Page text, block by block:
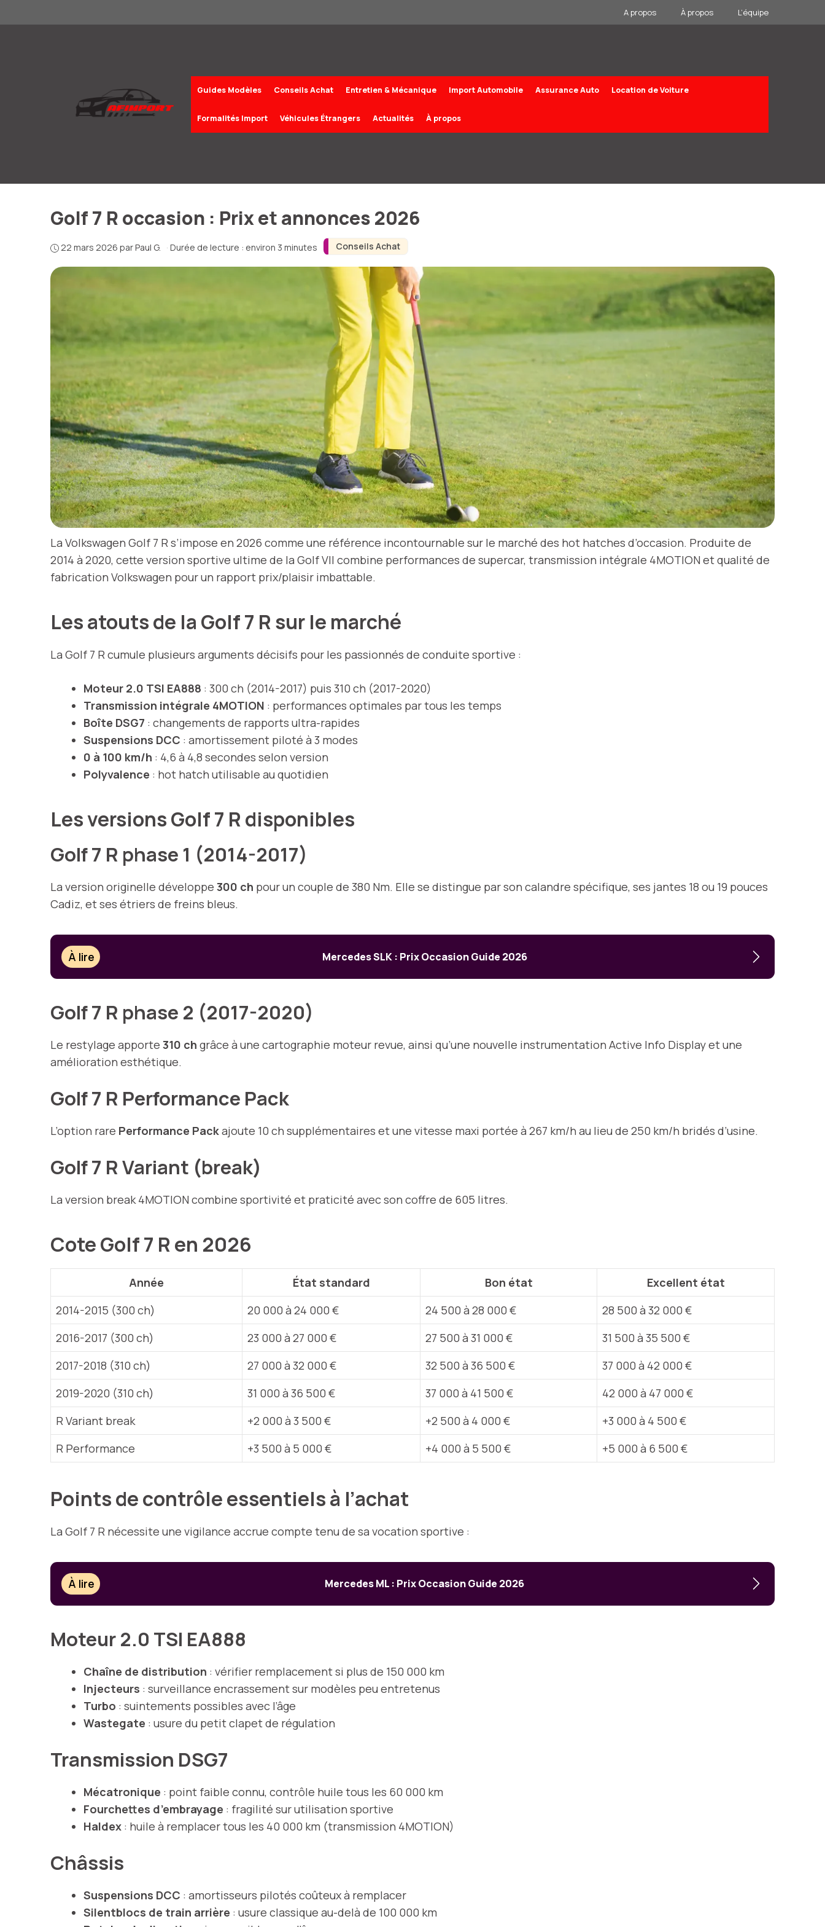
au
A propos À propos L’équipe
Guides Modèles Conseils Achat Entretien & Mécanique Import Automobile Assurance Auto Location de Voiture
Formalités Import Véhicules Étrangers Actualités À propos
Conseils Achat
Golf 7 R occasion : Prix et annonces 2026
22 mars 2026 parPaul G. · Durée de lecture : environ 3 minutes
La Volkswagen Golf 7 R s’impose en 2026 comme une référence incontournable sur le marché des hot hatches d’occasion. Produite de
2014 à 2020, cette version sportive ultime de la Golf VII combine performances de supercar, transmission intégrale 4MOTION et qualité de
fabrication Volkswagen pour un rapport prix/plaisir imbattable.
Les atouts de la Golf 7 R sur le marché
La Golf 7 R cumule plusieurs arguments décisifs pour les passionnés de conduite sportive :
Moteur 2.0 TSI EA888 : 300 ch (2014-2017) puis 310 ch (2017-2020)
Transmission intégrale 4MOTION : performances optimales par tous les temps
Boîte DSG7 : changements de rapports ultra-rapides
Suspensions DCC : amortissement piloté à 3 modes
0 à 100 km/h : 4,6 à 4,8 secondes selon version
Polyvalence : hot hatch utilisable au quotidien
Les versions Golf 7 R disponibles
Golf 7 R phase 1 (2014-2017)
La version originelle développe 300 ch pour un couple de 380 Nm. Elle se distingue par son calandre spécifique, ses jantes 18 ou 19 pouces
Cadiz, et ses étriers de freins bleus.
À lire Mercedes SLK : Prix Occasion Guide 2026
Golf 7 R phase 2 (2017-2020)
Le restylage apporte 310 ch grâce à une cartographie moteur revue, ainsi qu’une nouvelle instrumentation Active Info Display et une
amélioration esthétique.
Golf 7 R Performance Pack
L’option rare Performance Packajoute 10 ch supplémentaires et une vitesse maxi portée à 267 km/h au lieu de 250 km/h bridés d’usine.
Golf 7 R Variant (break)
La version break 4MOTION combine sportivité et praticité avec son coffre de 605 litres.
Cote Golf 7 R en 2026
Année État standard Bon état
Excellent état
2014-2015 (300 ch)
20 000 à 24 000 € 24 500 à 28 000 €
28 500 à 32 000 €
2016-2017 (300 ch)
23 000 à 27 000 € 27 500 à 31 000 €
31 500 à 35 500 €
2017-2018 (310 ch)
27 000 à 32 000 € 32 500 à 36 500 €
37 000 à 42 000 €
2019-2020 (310 ch)
31 000 à 36 500 € 37 000 à 41 500 €
42 000 à 47 000 €
R Variant break
+2 000 à 3 500 € +2 500 à 4 000 €
+3 000 à 4 500 €
R Performance
+3 500 à 5 000 € +4 000 à 5 500 € +5 000 à 6 500 €
Points de contrôle essentiels à l’achat
La Golf 7 R nécessite une vigilance accrue compte tenu de sa vocation sportive :
À lire Mercedes ML : Prix Occasion Guide 2026
Moteur 2.0 TSI EA888
Chaîne de distribution : vérifier remplacement si plus de 150 000 km
Injecteurs : surveillance encrassement sur modèles peu entretenus
Turbo : suintements possibles avec l’âge
Wastegate : usure du petit clapet de régulation
Transmission DSG7
Mécatronique : point faible connu, contrôle huile tous les 60 000 km
Fourchettes d’embrayage : fragilité sur utilisation sportive
Haldex : huile à remplacer tous les 40 000 km (transmission 4MOTION)
Châssis
Suspensions DCC : amortisseurs pilotés coûteux à remplacer
Silentblocs de train arrière : usure classique au-delà de 100 000 km